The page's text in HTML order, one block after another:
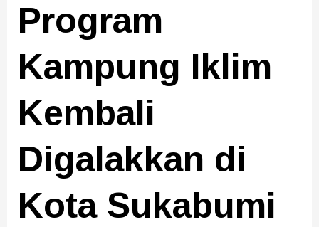
Program
Kampung Iklim
Kembali
Digalakkan di
Kota Sukabumi